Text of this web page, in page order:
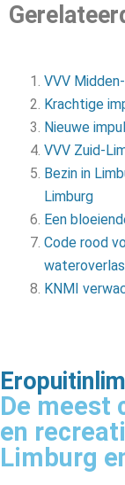
VVV
Krachtige
Nieuwe
VVV Zuid-
Bezin in
Limburg
Een
Code rood
KNMI
De meest
en
Limburg